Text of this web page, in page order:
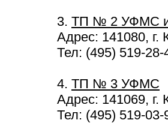
3. ТП № 2 УФМС
Адрес: 141080, г.
Тел: (495) 519-28-
4. ТП № 3 УФМС
Адрес: 141069, г.
Тел: (495) 519-03-